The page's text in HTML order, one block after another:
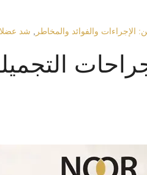
الإجراءات والفوائد والمخاطر , شد